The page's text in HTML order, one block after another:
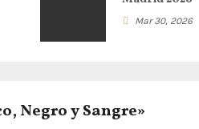
Mar 30, 2026
Negro y Sangre»